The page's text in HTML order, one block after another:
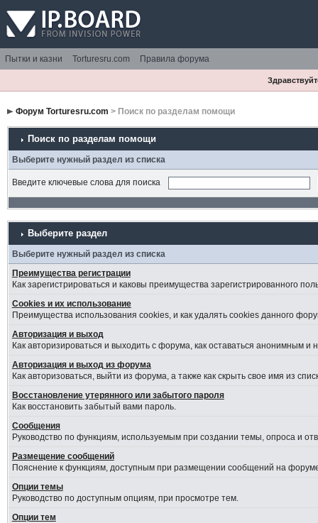
Пытки и казни Torturesru.com Правила форума
Форум Torturesru.com > Поиск по разделам помощи
Поиск по разделам помощи
Выберите нужный раздел из списка
Введите ключевые слова для поиска
Выберите раздел
Выберите нужный раздел из списка
Преимущества регистрации
Как зарегистрироваться и каковы преимущества зарегистрированного
Cookies и их использование
Преимущества использования cookies, и как удалять cookies данного
Авторизация и выход
Как авторизироваться и выходить с форума, как оставаться анонимным
Авторизация и выход из форума
Как авторизоваться, выйти из форума, а также как скрыть свое имя из
Восстановление утерянного или забытого пароля
Как восстановить забытый вами пароль.
Сообщения
Руководство по функциям, используемым при создании темы, опроса и
Размещение сообщений
Пояснение к функциям, доступным при размещении сообщений на
Опции темы
Руководство по доступным опциям, при просмотре тем.
Опции тем